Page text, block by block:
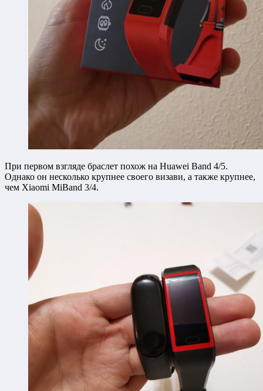
При первом взгляде браслет похож на Huawei Band 4/5.
Однако он несколько крупнее своего визави, а также крупнее,
чем Xiaomi MiBand 3/4.